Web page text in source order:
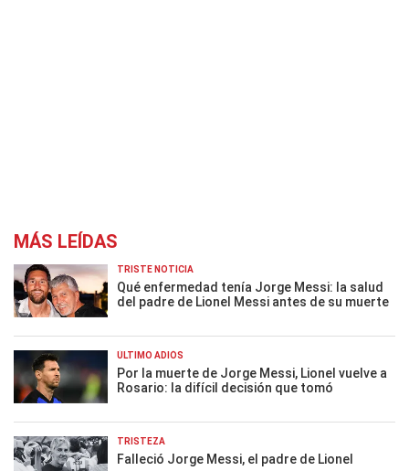
MÁS LEÍDAS
TRISTE NOTICIA
Qué enfermedad tenía Jorge Messi: la salud
del padre de Lionel Messi antes de su muerte
ÚLTIMO ADIÓS
Por la muerte de Jorge Messi, Lionel vuelve a
Rosario: la difícil decisión que tomó
TRISTEZA
Falleció Jorge Messi, el padre de Lionel